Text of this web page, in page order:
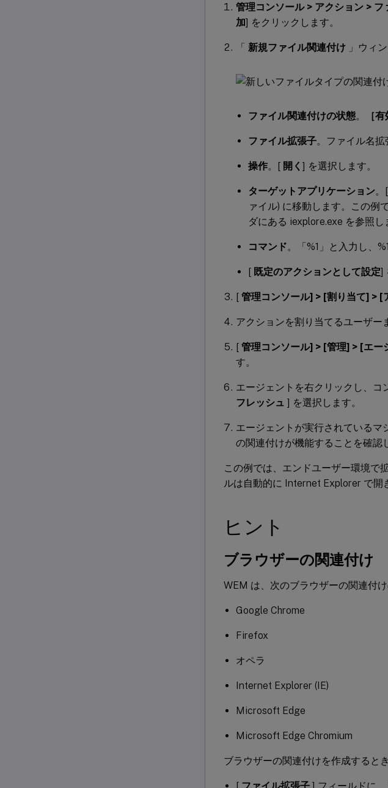
管理コンソール > アクション >
加] をクリックします。
「 新規ファイル関連付け 」ウィ
ファイル関連付けの状態。 ［有
ファイル拡張子。ファイル名
操作。[ 開く ] を選択します。
ターゲットアプリケーション。[
ァイル) に移動します。この
ダにある iexplore.exe を参照し
コマンド。「%1」と入力し、
[ 既定のアクションとして設定]
[ 管理コンソール] > [割り当て] > [
アクションを割り当てるユーザー
[ 管理コンソール] > [管理] > [エー
す。
エージェントを右クリックし、コ
フレッシュ ] を選択します。
エージェントが実行されている
の関連付けが機能することを確認
この例では、エンドユーザー環境で
ルは自動的に Internet Explorer で開
ヒント
ブラウザーの関連付け
WEM は、次のブラウザーの関連付
Google Chrome
Firefox
オペラ
Internet Explorer (IE)
Microsoft Edge
Microsoft Edge Chromium
ブラウザーの関連付けを作成すると
[ ファイル拡張子 ] フィールドに、